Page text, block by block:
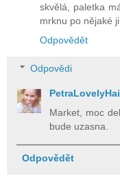
skvělá, paletka
mrknu po nějaké
Odpovědět
Odpovědi
Market, moc
bude uzasna.
Odpovědět